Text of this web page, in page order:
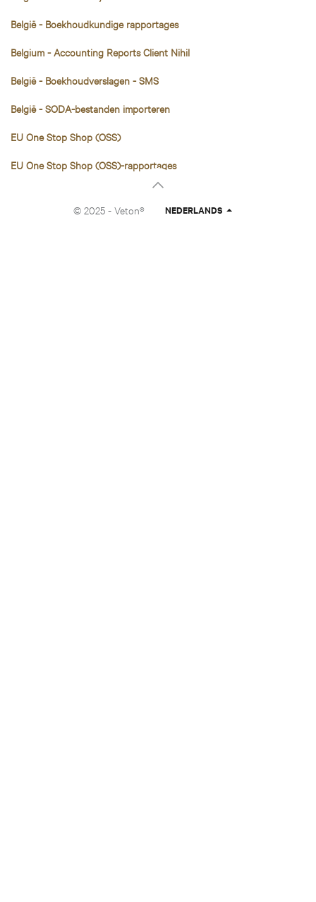
België - Boekhoudkundige rapportages
Belgium - Accounting Reports Client Nihil
België - Boekhoudverslagen - SMS
België - SODA-bestanden importeren
EU One Stop Shop (OSS)
EU One Stop Shop (OSS)-rapportages
© 2025 - Veton® NEDERLANDS